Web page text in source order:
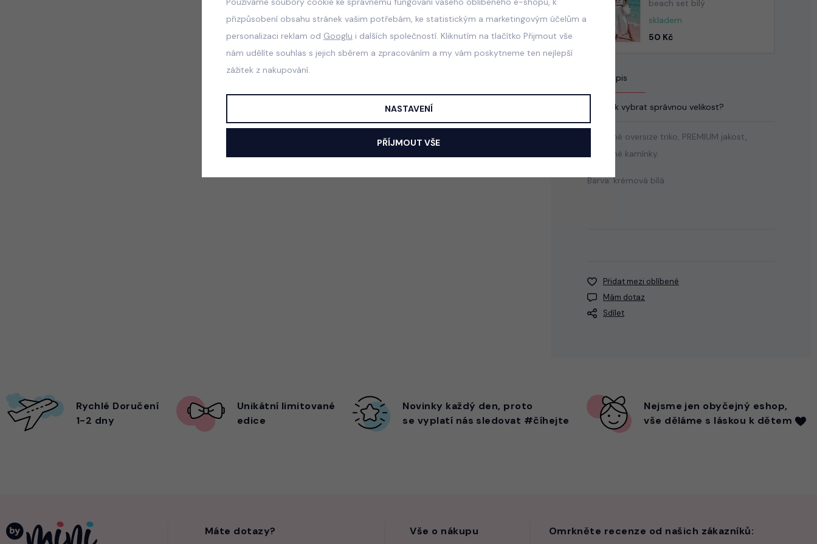
beach set bílý
skladem
50 Kč
Popis
Jak vybrat správnou velikost?
Bavlněné oversize triko, PREMIUM jakost,
zdobené kamínky.
Barva: krémová bílá
Přidat mezi oblíbené
Mám dotaz
Sdílet
Rychlé Doručení
1-2 dny
Unikátní limitované
edice
Novinky každý den, proto
se vyplatí nás sledovat #číhejte
Nejsme jen obyčejný eshop,
vše děláme s láskou k dětem
Máte dotazy? Vše o nákupu Omrkněte recenze od našich zákazníků:
přizpůsobení obsahu stránek vašim potřebám, ke statistickým a marketingovým účelům a
personalizaci reklam od Googlu i dalších společností. Kliknutím na tlačítko Přijmout vše
nám udělíte souhlas s jejich sběrem a zpracováním a my vám poskytneme ten nejlepší
zážitek z nakupování.
NASTAVENÍ
PŘÍJMOUT VŠE